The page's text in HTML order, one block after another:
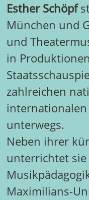
Esther Schöpf
München und
und
in
zahlreichen
unterwegs.
Neben ihrer
unterrichtet
Maximilians-